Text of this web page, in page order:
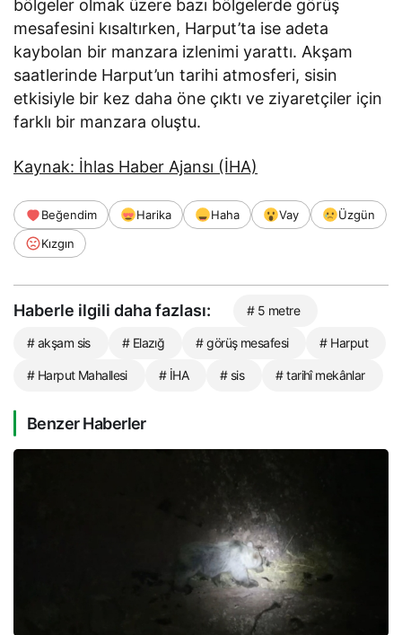
bölgeler olmak üzere bazı bölgelerde görüş
mesafesini kısaltırken, Harput’ta ise adeta
kaybolan bir manzara izlenimi yarattı. Akşam
saatlerinde Harput’un tarihi atmosferi, sisin
etkisiyle bir kez daha öne çıktı ve ziyaretçiler için
farklı bir manzara oluştu.
Kaynak: İhlas Haber Ajansı (İHA)
Beğendim Harika Haha Vay
Üzgün
Kızgın
Haberle ilgili daha fazlası: # 5 metre
# akşam sis # Elazığ # görüş mesafesi # Harput
# Harput Mahallesi # İHA # sis # tarihî mekânlar
Benzer Haberler